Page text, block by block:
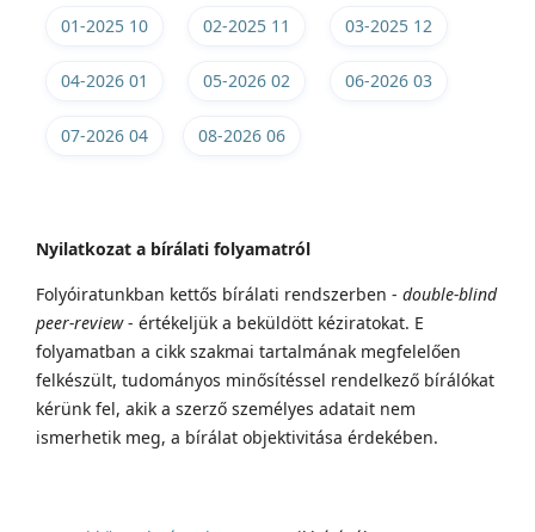
01-2025 10 02-2025 11 03-2025 12
04-2026 01 05-2026 02 06-2026 03
07-2026 04 08-2026 06
Nyilatkozat a bírálati folyamatról
Folyóiratunkban kettős bírálati rendszerben - double-blind
peer-review- értékeljük a beküldött kéziratokat. E
folyamatban a cikk szakmai tartalmának megfelelően
felkészült, tudományos minősítéssel rendelkező bírálókat
kérünk fel, akik a szerző személyes adatait nem
ismerhetik meg, a bírálat objektivitása érdekében.